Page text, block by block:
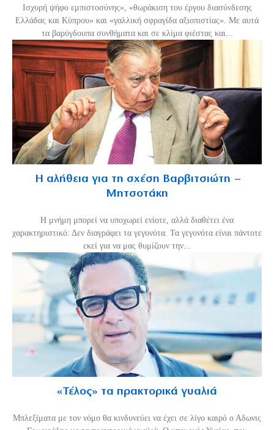
Ισχυρή ψήφο εμπιστοσύνης», «θωράκιση του έργου διασύνδεσης
Ελλάδας και Κύπρου» και «γαλλική σφραγίδα αξιοπιστίας». Με αυτά
τα βαρύγδουπα συνθήματα και σε κλίμα φιέστας και...
Η αλήθεια για τη σχέση Βαρβιτσιώτη –
Μητσοτάκη
H μνήμη μπορεί να υποχωρεί ενίοτε, αλλά διαθέτει ένα
χαρακτηριστικό: Δεν διαγράφει τα γεγονότα. Τα γεγονότα είναι πάντοτε
εκεί για να μας θυμίζουν την...
«Τέλος» τα πρακτορικά γυαλιά
Μπλεξίματα με τον νόμο θα κινδυνεύει να έχει σε λίγο καιρό ο Αδωνις